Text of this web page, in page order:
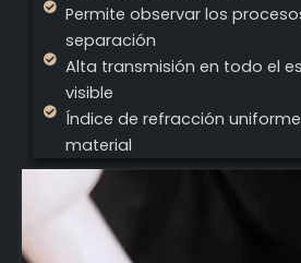
Permite observar los
separación
Alta transmisión en todo el
visible
Índice de refracción
material